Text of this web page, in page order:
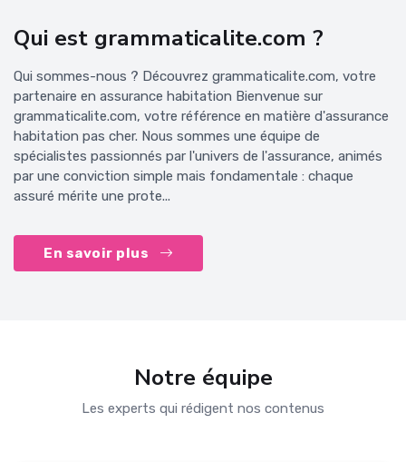
Qui est grammaticalite.com ?
Qui sommes-nous ? Découvrez grammaticalite.com, votre
partenaire en assurance habitation Bienvenue sur
grammaticalite.com, votre référence en matière d'assurance
habitation pas cher. Nous sommes une équipe de
spécialistes passionnés par l'univers de l'assurance, animés
par une conviction simple mais fondamentale : chaque
assuré mérite une prote...
En savoir plus
Notre équipe
Les experts qui rédigent nos contenus